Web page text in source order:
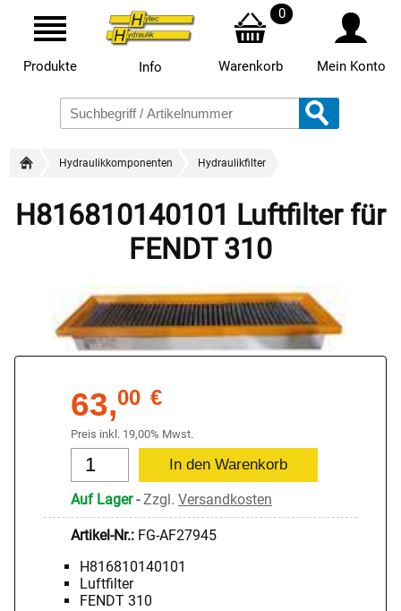
Produkte Info
0
Warenkorb Mein Konto
Hydraulikkomponenten Hydraulikfilter
H816810140101 Luftfilter für
FENDT 310
63,00 €
Preis inkl. 19,00% Mwst.
Auf Lager-Zzgl. Versandkosten
Artikel-Nr.: FG-AF27945
H816810140101
Luftfilter
FENDT 310